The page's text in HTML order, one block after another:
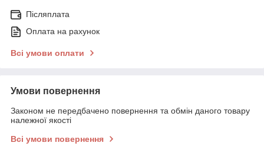
Післяплата
Оплата на рахунок
Всі умови оплати
Умови повернення
Законом не передбачено повернення та обмін даного товару
належної якості
Всі умови повернення